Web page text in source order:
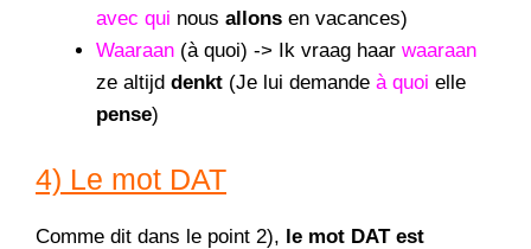
avec qui nous allons en vacances)
Waaraan (à quoi) -> Ik vraag haar waaraan
ze altijd denkt (Je lui demande à quoi elle
pense)
4) Le mot DAT
Comme dit dans le point 2), le mot DAT est